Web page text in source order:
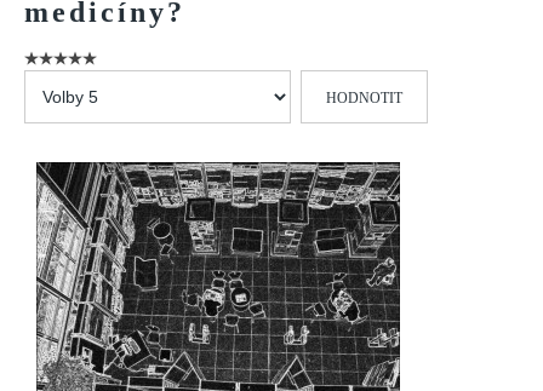
Vydání 1/ 2026
Vydání 2/ 2025
Vydání 1/ 2025
Vydání 3-4/ 2024
Vydání 1-2/ 2024
Vydání 3-4/ 2023
Vydání 1-2/ 2023
medicíny?
prosím